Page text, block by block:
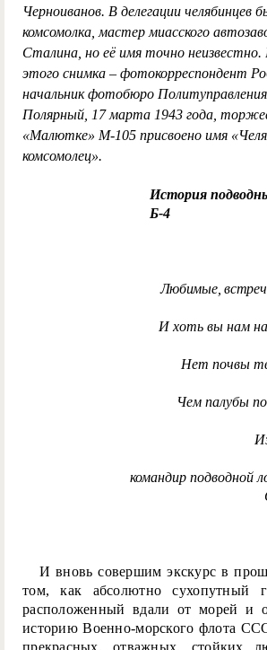
Черноиванов. В делегации челябинцев
комсомолка, мастер миасского
Сталина, но её имя точно
этого снимка – фотокорреспондент
начальник фотобюро
Полярный, 17 марта 1943 года,
«Малютке» М-105 присвоено имя
комсомолец».
История
Б-4
Любимые,
И хоть вы нам на
Нет почвы
Чем палубы
командир подводной
И вновь совершим экскурс в
том, как абсолютно сухопутный
расположенный вдали от морей и
историю Военно-морского флота